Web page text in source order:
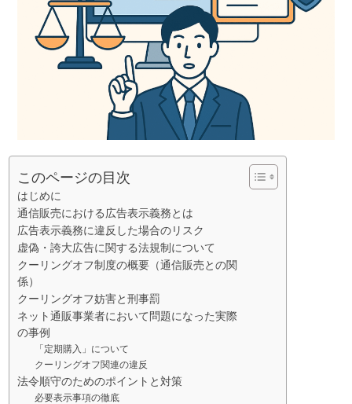
このページの目次
はじめに
通信販売における広告表示義務とは
広告表示義務に違反した場合のリスク
虚偽・誇大広告に関する法規制について
クーリングオフ制度の概要（通信販売との関
係）
クーリングオフ妨害と刑事罰
ネット通販事業者において問題になった実際
の事例
「定期購入」について
クーリングオフ関連の違反
法令順守のためのポイントと対策
必要表示事項の徹底